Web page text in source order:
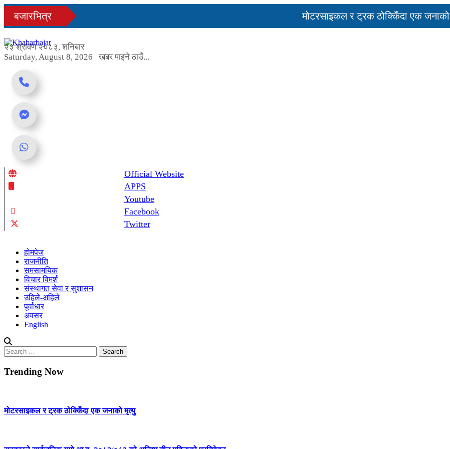
Skip
content
बजारभित्र मोटरसाइकल र ट्रक ठोक्किँदा एक जनाको मृत्युु
२३ श्रावण २०८३, शनिबार
Saturday, August 8, 2026
खबर पाइने ठाउँ...
Online News Portal
Official Website
APPS
Youtube
Facebook
Twitter
होमपेज
राजनीति
समसामयिक
विचार विमर्श
संस्थागत सेवा र सुशासन
उहिले-अहिले
पूर्वाधार
अवसर
English
Search
for:
Trending Now
मोटरसाइकल र ट्रक ठोक्किँदा एक जनाको मृत्युु